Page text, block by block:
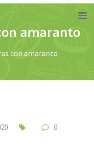
amaranto
con amaranto
0